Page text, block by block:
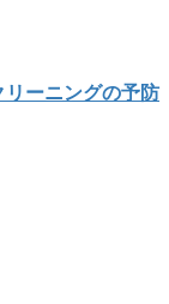
ーニングの予防